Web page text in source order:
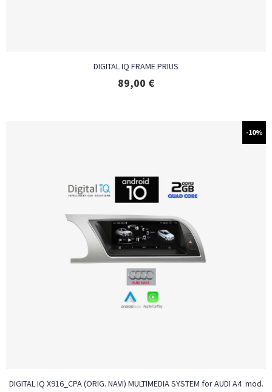
DIGITAL IQ FRAME PRIUS
89,00 €
-10%
DIGITAL IQ X916_CPA (ORIG. NAVI) MULTIMEDIA SYSTEM for AUDI A4 mod.